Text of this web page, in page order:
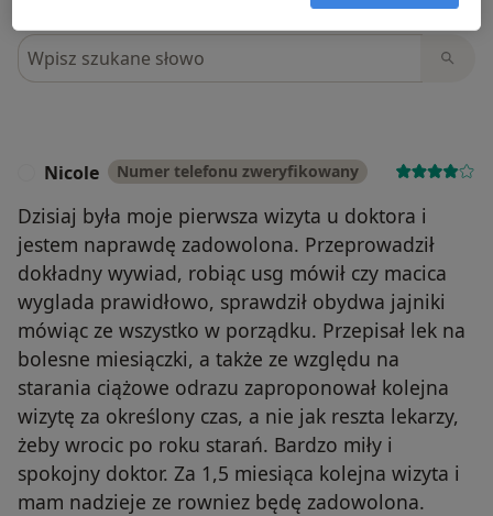
Szukaj w opiniach
Nicole Numer telefonu zweryfikowany
Dzisiaj była moje pierwsza wizyta u doktora i
jestem naprawdę zadowolona. Przeprowadził
dokładny wywiad, robiąc usg mówił czy macica
wyglada prawidłowo, sprawdził obydwa jajniki
mówiąc ze wszystko w porządku. Przepisał lek na
bolesne miesiączki, a także ze względu na
starania ciążowe odrazu zaproponował kolejna
wizytę za określony czas, a nie jak reszta lekarzy,
żeby wrocic po roku starań. Bardzo miły i
spokojny doktor. Za 1,5 miesiąca kolejna wizyta i
mam nadzieje ze rowniez będę zadowolona.